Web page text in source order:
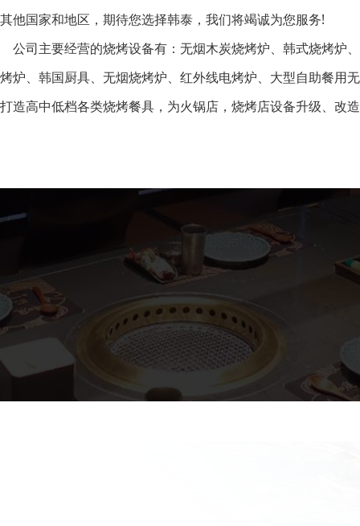
其他国家和地区，期待您选择韩泰，我们将竭诚为您服务!
公司主要经营的烧烤设备有：无烟木炭烧烤炉、韩式烧烤炉
烤炉、韩国厨具、无烟烧烤炉、红外线电烤炉、大型自助餐用
打造高中低档各类烧烤餐具，为火锅店，烧烤店设备升级、改